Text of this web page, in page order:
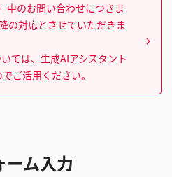
中のお問い合わせにつきま
の対応とさせていただきま
ては、生成AIアシスタント
ご活用ください。
ーム入力